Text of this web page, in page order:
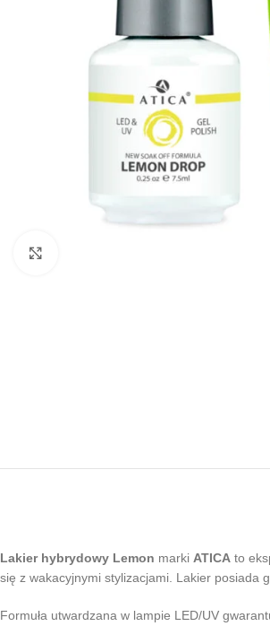
Lakier hybrydowy Lemon marki ATICA to
się z wakacyjnymi stylizacjami. Lakier posiada
Formuła utwardzana w lampie LED/UV